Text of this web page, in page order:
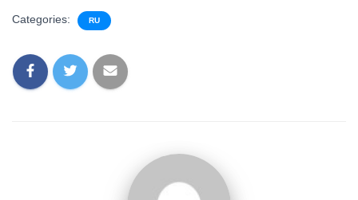
Categories: RU